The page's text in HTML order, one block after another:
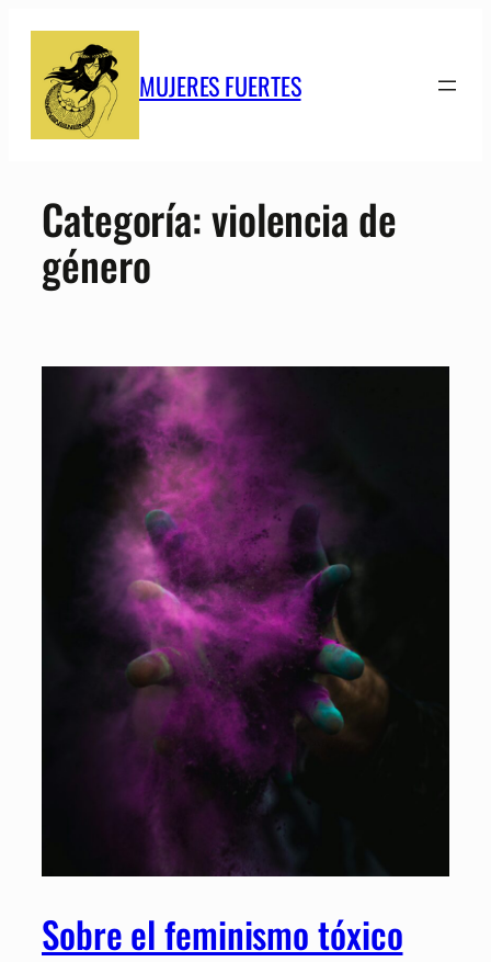
contenido
MUJERES FUERTES
Categoría:violencia de
género
Sobre el feminismo tóxico